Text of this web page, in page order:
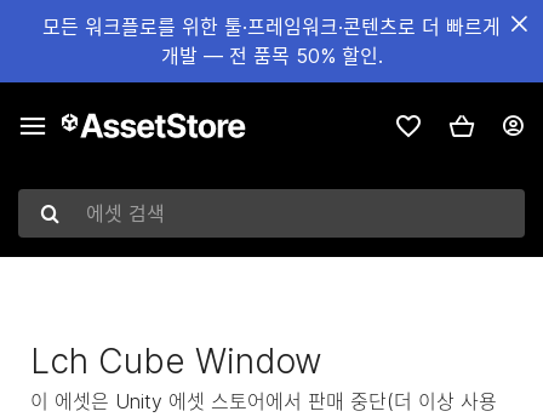
모든 워크플로를 위한 툴·프레임워크·콘텐츠로 더 빠르게
개발 — 전 품목 50% 할인.
에셋 검색
Lch Cube Window
이 에셋은 Unity 에셋 스토어에서 판매 중단(더 이상 사용